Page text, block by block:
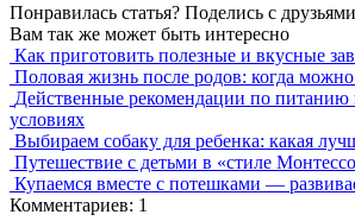
Понравилась статья? Поделись с
Вам так же может быть интересно
Как приготовить полезные и вкусные
Половая жизнь после родов: когда можно
Действенные рекомендации по
условиях
Выбираем собаку для ребенка: какая
Путешествие с детьми в «стиле
Купаемся вместе с потешками —
Комментариев: 1